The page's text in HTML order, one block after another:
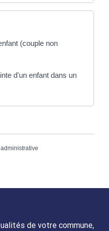
(couple non
d'un enfant dans un
de votre commune,